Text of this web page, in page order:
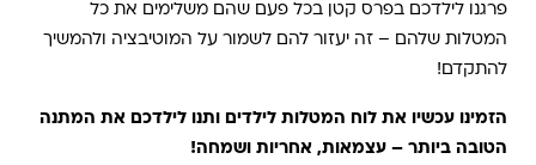
פרגנו לילדכם בפרס קטן בכל פעם שהם משלימים את כל
המטלות שלהם – זה יעזור להם לשמור על המוטיבציה ולהמשיך
להתקדם!
הזמינו עכשיו את לוח המטלות לילדים ותנו לילדכם את המתנה
הטובה ביותר – עצמאות, אחריות ושמחה!